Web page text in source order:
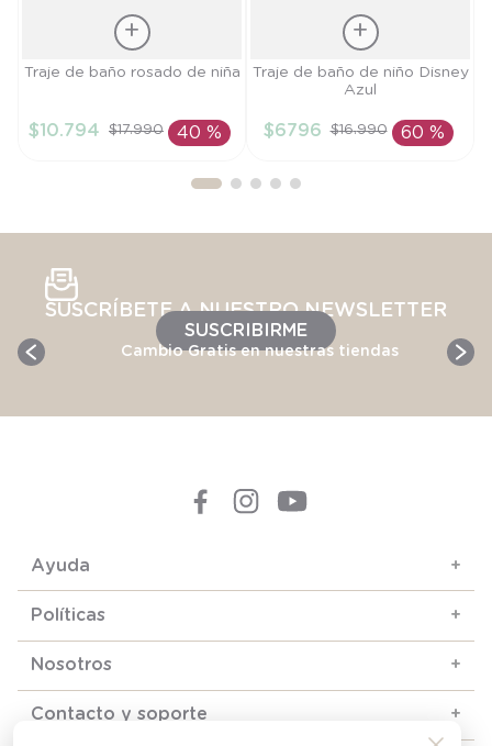
Talla
AÑADIR AL
Traje de baño rosado de niña
$10.794 $17.990 40 %
Talla
AÑADIR AL
Traje de baño de niño Disney
Azul
$6796 $16.990 60 %
SUSCRÍBETE A NUESTRO NEWSLETTER
SUSCRIBIRME
Cambio Gratis en nuestras tiendas
Ayuda +
Políticas +
Nosotros +
Contacto y soporte +